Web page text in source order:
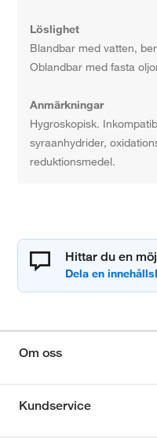
Löslighet
Blandbar med vatten,
Oblandbar med fasta
Anmärkningar
Hygroskopisk.
syraanhydrider,
reduktionsmedel.
Hittar du en
Om oss
Kundservice